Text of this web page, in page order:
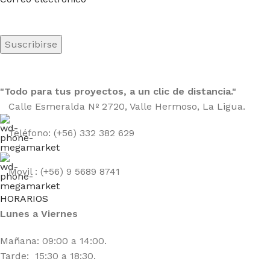
"Todo para tus proyectos, a un clic de distancia."
Calle Esmeralda Nº 2720, Valle Hermoso, La Ligua.
Teléfono: (+56) 332 382 629
Movil : (+56) 9 5689 8741
HORARIOS
Lunes a Viernes
Mañana: 09:00 a 14:00.
Tarde: 15:30 a 18:30.